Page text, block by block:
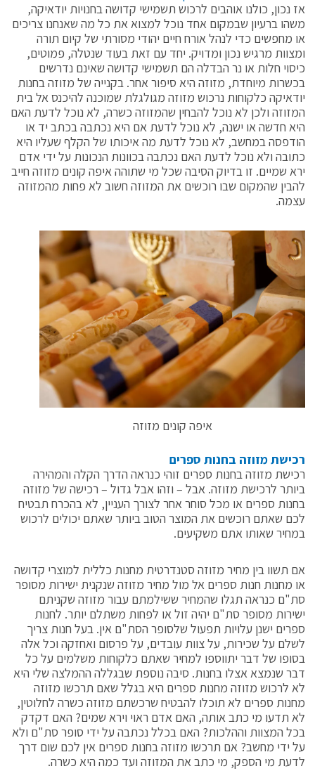
אז נכון, כולנו אוהבים לרכוש תשמישי קדושה בחנויות יודאיקה,
משהו ברעיון שבמקום אחד נוכל למצוא את כל מה שאנחנו צריכים
או מחפשים כדי לנהל אורח חיים יהודי מסורתי של קיום תורה
ומצוות מרגיש נכון ומדויק. יחד עם זאת בעוד שנטלה, פמוטים,
כיסוי חלות או נר הבדלה הם תשמישי קדושה שאינם נדרשים
בכשרות מיוחדת, מזוזה היא סיפור אחר. בקנייה של מזוזה בחנות
יודאיקה כלקוחות נרכוש מזוזה מגולגלת שמוכנה להיכנס אל בית
המזוזה ולכן לא נוכל להבחין שהמזוזה כשרה, לא נוכל לדעת האם
היא חדשה או ישנה, לא נוכל לדעת אם היא נכתבה בכתב יד או
הודפסה במחשב, לא נוכל לדעת מה איכותו של הקלף שעליו היא
כתובה ולא נוכל לדעת האם נכתבה בכוונות הנכונות על ידי אדם
ירא שמיים. זו בדיוק הסיבה שכל מי שתוהה איפה קונים מזוזה חייב
להבין שהמקום שבו רוכשים את המזוזה חשוב לא פחות מהמזוזה
עצמה.
איפה קונים מזוזה
רכישת מזוזה בחנות ספרים
רכישת מזוזה בחנות ספרים זוהי כנראה הדרך הקלה והמהירה
ביותר לרכישת מזוזה. אבל – וזהו אבל גדול – רכישה של מזוזה
בחנות ספרים או מכל סוחר אחר לצורך העניין, לא בהכרח תבטיח
לכם שאתם רוכשים את המוצר הטוב ביותר שאתם יכולים לרכוש
במחיר שאותו אתם משקיעים.
אם תשוו בין מחיר מזוזה סטנדרטית מחנות כללית למוצרי קדושה
או מחנות חנות ספרים אל מול מחיר מזוזה שנקנית ישירות מסופר
סת"ם כנראה תגלו שהמחיר ששילמתם עבור מזוזה שקניתם
ישירות מסופר סת"ם יהיה זול או לפחות משתלם יותר. לחנות
ספרים ישנן עלויות תפעול שלסופר הסת"ם אין. בעל חנות צריך
לשלם על שכירות, על צוות עובדים, על פרסום ואחזקה וכל אלה
בסופו של דבר יתווספו למחיר שאתם כלקוחות משלמים על כל
דבר שנמצא אצלו בחנות. סיבה נוספת שבגללה ההמלצה שלי היא
לא לרכוש מזוזה מחנות ספרים היא בגלל שאם תרכשו מזוזה
מחנות ספרים לא תוכלו להבטיח שרכשתם מזוזה כשרה לחלוטין,
לא תדעו מי כתב אותה, האם אדם ראוי וירא שמים? האם דקדק
בכל המצוות וההלכות? האם בכלל נכתבה על ידי סופר סת"ם ולא
על ידי מחשב? אם תרכשו מזוזה בחנות ספרים אין לכם שום דרך
לדעת מי הספק, מי כתב את המזוזה ועד כמה היא כשרה.